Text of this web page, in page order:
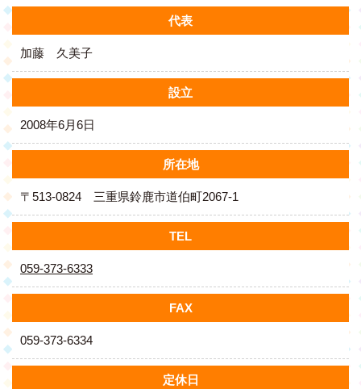
代表
加藤 久美子
設立
2008年6月6日
所在地
〒513-0824 三重県鈴鹿市道伯町2067-1
TEL
059-373-6333
FAX
059-373-6334
定休日